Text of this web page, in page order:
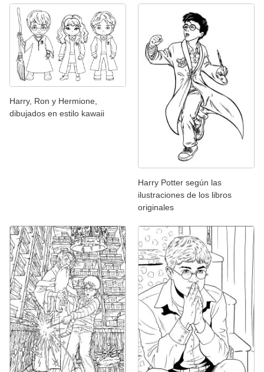
Harry, Ron y Hermione,
dibujados en estilo kawaii
Harry Potter según las
ilustraciones de los libros
originales